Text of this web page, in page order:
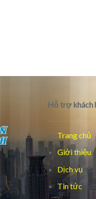
Hỗ trợ khách
Trang chủ
Giới thiệu
Dịch vụ
Tin tức